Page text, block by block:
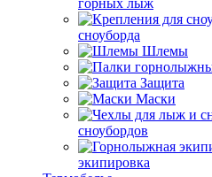
горных лыж
сноуборда
Шлемы
Защита
Маски
сноубордов
экипировка